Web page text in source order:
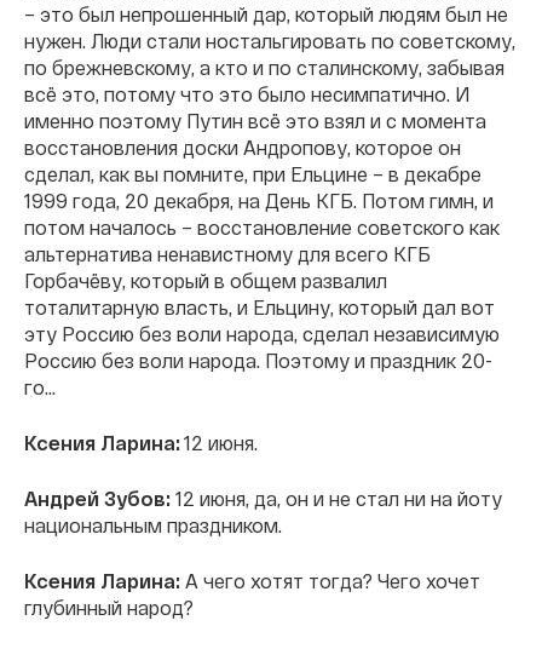
– это был непрошенный дар, который людям был не
нужен. Люди стали ностальгировать по советскому,
по брежневскому, а кто и по сталинскому, забывая
всё это, потому что это было несимпатично. И
именно поэтому Путин всё это взял и с момента
восстановления доски Андропову, которое он
сделал, как вы помните, при Ельцине – в декабре
1999 года, 20 декабря, на День КГБ. Потом гимн, и
потом началось – восстановление советского как
альтернатива ненавистному для всего КГБ
Горбачёву, который в общем развалил
тоталитарную власть, и Ельцину, который дал вот
эту Россию без воли народа, сделал независимую
Россию без воли народа. Поэтому и праздник 20-
го…
Ксения Ларина: 12 июня.
Андрей Зубов: 12 июня, да, он и не стал ни на йоту
национальным праздником.
Ксения Ларина: А чего хотят тогда? Чего хочет
глубинный народ?